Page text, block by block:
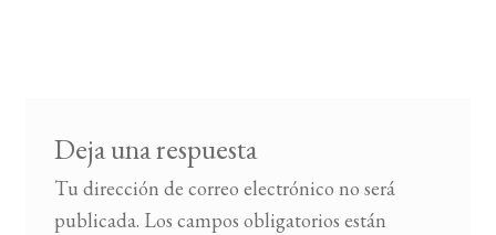
Deja una respuesta
Tu dirección de correo electrónico no será
publicada. Los campos obligatorios están